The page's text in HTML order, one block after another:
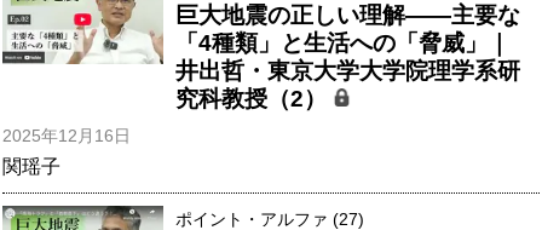
巨大地震の正しい理解――主要な
「4種類」と生活への「脅威」｜
井出哲・東京大学大学院理学系研
究科教授（2）
2025年12月16日
関瑶子
ポイント・アルファ (27)